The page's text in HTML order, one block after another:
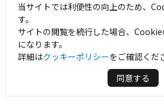
当サイトでは利便性の向上のため、
す。
サイトの閲覧を続行した場合、
になります。
詳細はクッキーポリシーをご確認くだ
同意する